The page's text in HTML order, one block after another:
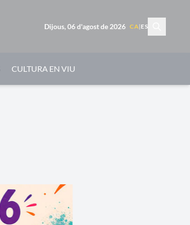
Dijous, 06 d'agost de 2026 CA| ES
CULTURA EN VIU